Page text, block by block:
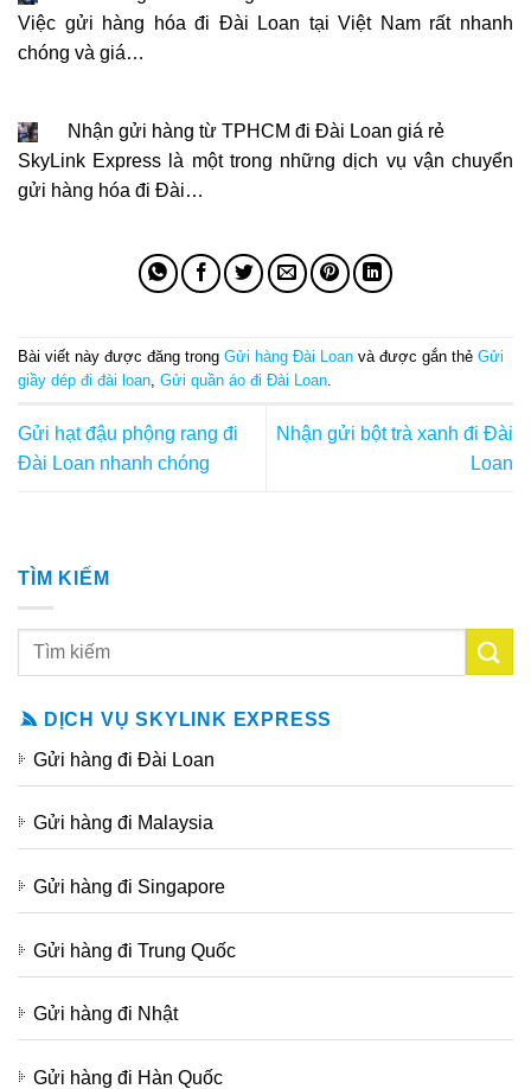
Việc gửi hàng hóa đi Đài Loan tại Việt Nam rất nhanh
chóng và giá…
Nhận gửi hàng từ TPHCM đi Đài Loan giá rẻ
SkyLink Express là một trong những dịch vụ vận chuyển
gửi hàng hóa đi Đài…
Bài viết này được đăng trong Gửi hàng Đài Loan và được gắn thẻ Gửi
giầy dép đi đài loan, Gửi quần áo đi Đài Loan.
Gửi hạt đậu phộng rang đi
Đài Loan nhanh chóng
Nhận gửi bột trà xanh đi Đài
Loan
TÌM KIẾM
DỊCH VỤ SKYLINK EXPRESS
Gửi hàng đi Đài Loan
Gửi hàng đi Malaysia
Gửi hàng đi Singapore
Gửi hàng đi Trung Quốc
Gửi hàng đi Nhật
Gửi hàng đi Hàn Quốc